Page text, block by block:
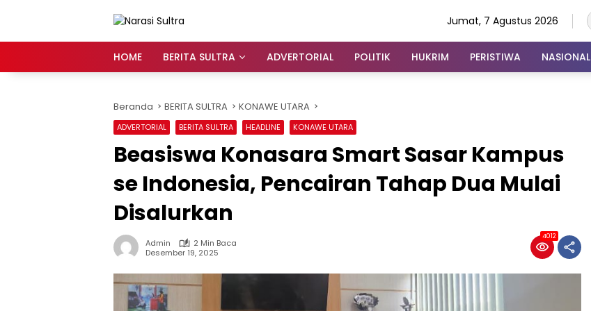
Jumat, 7 Agustus 2026
HOME BERITA SULTRA ADVERTORIAL POLITIK HUKRIM PERISTIWA NASIONAL
Beranda BERITA SULTRA KONAWE UTARA
ADVERTORIAL BERITA SULTRA HEADLINE KONAWE UTARA
Beasiswa Konasara Smart Sasar Kampus
se Indonesia, Pencairan Tahap Dua Mulai
Disalurkan
Admin
2 Min Baca
Desember 19, 2025
4012